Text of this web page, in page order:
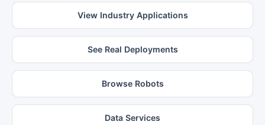
View Industry Applications
See Real Deployments
Browse Robots
Data Services